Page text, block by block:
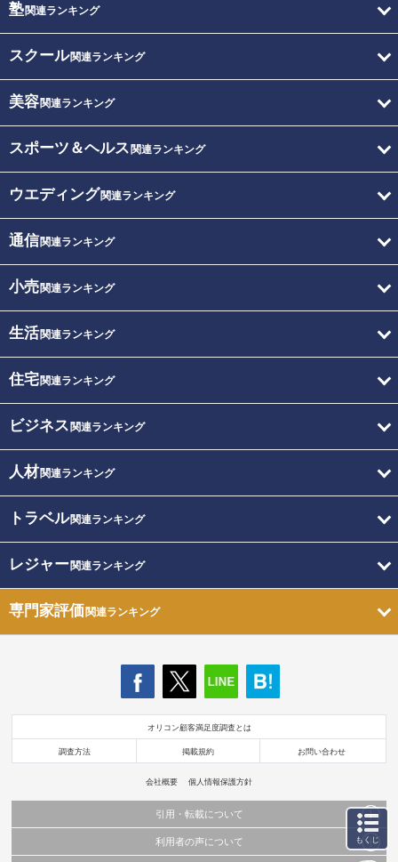
塾関連ランキング
スクール関連ランキング
美容関連ランキング
スポーツ＆ヘルス 関連ランキング
ウエディング関連ランキング
通信関連ランキング
小売関連ランキング
生活関連ランキング
住宅関連ランキング
ビジネス 関連ランキング
人材関連ランキング
トラベル関連ランキング
レジャー関連ランキング
専門家評価関連ランキング
オリコン顧客満足度調査とは
調査方法 掲載規約 お問い合わせ
会社概要 個人情報保護方針
引用・転載について
当サイトで公開されている情報（文字、写真、イラスト、画像データ等）及びこれらの配
利用者の声について もくじ